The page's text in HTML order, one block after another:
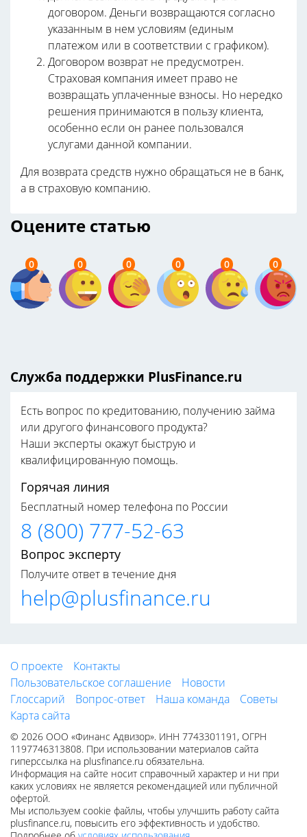
договором. Деньги возвращаются согласно
указанным в нем условиям (единым
платежом или в соответствии с графиком).
Договором возврат не предусмотрен.
Страховая компания имеет право не
возвращать уплаченные взносы. Но нередко
решения принимаются в пользу клиента,
особенно если он ранее пользовался
услугами данной компании.
Для возврата средств нужно обращаться не в банк,
а в страховую компанию.
Оцените статью
0 0 0 0 0 0
Служба поддержки PlusFinance.ru
Есть вопрос по кредитованию, получению займа
или другого финансового продукта?
Наши эксперты окажут быструю и
квалифицированную помощь.
Горячая линия
Бесплатный номер телефона по России
8 (800) 777-52-63
Вопрос эксперту
Получите ответ в течение дня
help@plusfinance.ru
О проекте
Контакты
Пользовательское соглашение
Новости
Глоссарий
Вопрос-ответ Наша команда
Советы
Карта сайта
© 2026 ООО «Финанс Адвизор». ИНН 7743301191, ОГРН
1197746313808. При использовании материалов сайта
гиперссылка на plusfinance.ru обязательна.
Информация на сайте носит справочный характер и ни при
каких условиях не является рекомендацией или публичной
офертой.
Мы используем cookie файлы, чтобы улучшить работу сайта
plusfinance.ru, повысить его эффективность и удобство.